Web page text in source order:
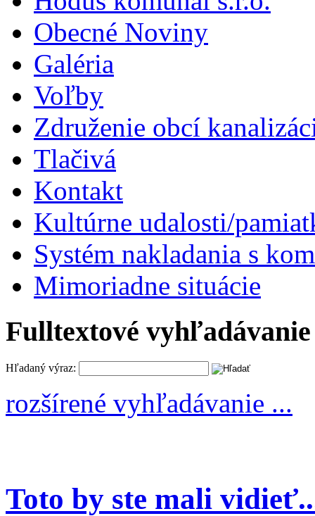
Obecné Noviny
Galéria
Voľby
Združenie obcí
Tlačivá
Kontakt
Kultúrne udalosti/
Systém nakladania s
Mimoriadne situácie
Fulltextové vyhľadávanie
Hľadaný výraz:
rozšírené vyhľadávanie ...
Toto by ste mali